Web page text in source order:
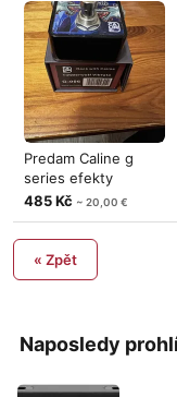
Naposledy
Predam Caline g
series efekty
485 Kč ~ 20,00 €
« Zpět